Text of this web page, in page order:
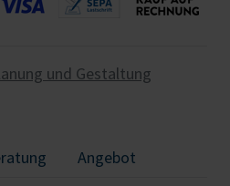
und Gestaltung
Angebot